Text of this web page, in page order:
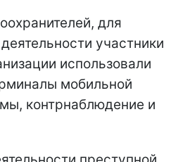
для
участники
использовали
мобильной
контрнаблюдение и